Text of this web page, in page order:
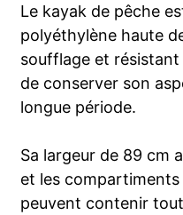
Le kayak de pêche
polyéthylène haute
soufflage et résistant
de conserver son
longue période.
Sa largeur de 89 cm
et les
peuvent contenir